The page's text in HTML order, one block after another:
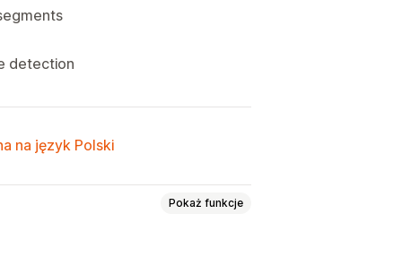
detection
na język Polski
Pokaż funkcje